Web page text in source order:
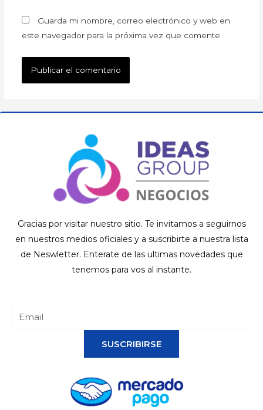
Guarda mi nombre, correo electrónico y web en
este navegador para la próxima vez que comente.
Gracias por visitar nuestro sitio. Te invitamos a seguirnos
en nuestros medios oficiales y a suscribirte a nuestra lista
de Neswletter. Enterate de las ultimas novedades que
tenemos para vos al instante.
SUSCRIBIRSE